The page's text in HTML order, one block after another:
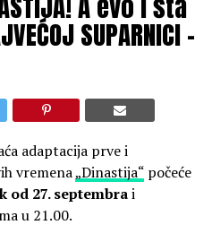
SUPARNICI –
adaptacija prve i
vremena„Dinastija“počeće
od 27. septembrai
u 21.00.